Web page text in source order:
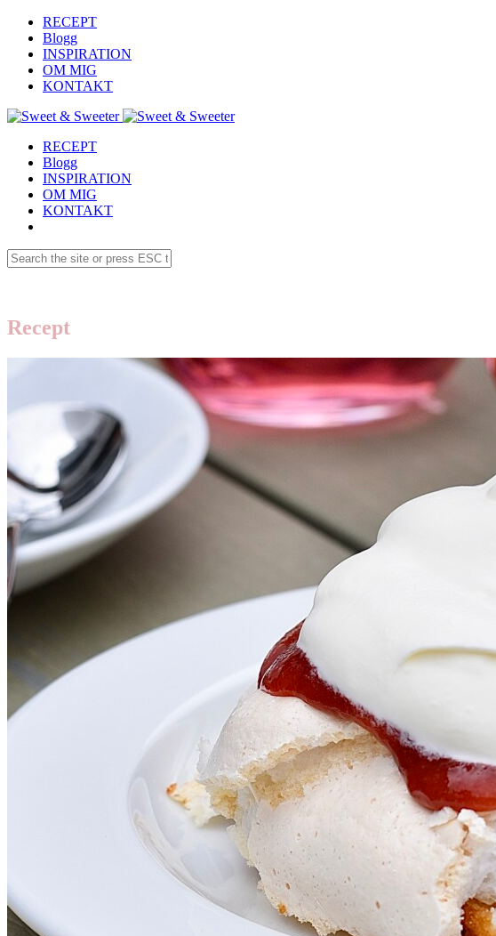
RECEPT
Blogg
INSPIRATION
OM MIG
KONTAKT
RECEPT
Blogg
INSPIRATION
OM MIG
KONTAKT
Recept